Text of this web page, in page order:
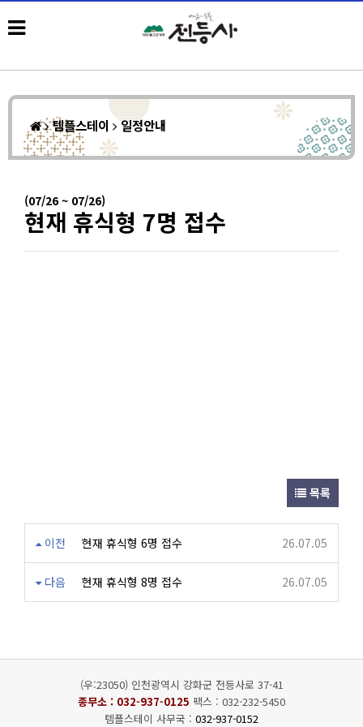
템플스테이 일정안내
(07/26 ~ 07/26)
현재 휴식형 7명 접수
목록
이전 현재 휴식형 6명 접수 26.07.05
다음 현재 휴식형 8명 접수 26.07.05
(우:23050) 인천광역시 강화군 전등사로 37-41
종무소 : 032-937-0125 팩스 : 032-232-5450
템플스테이 사무국 : 032-937-0152